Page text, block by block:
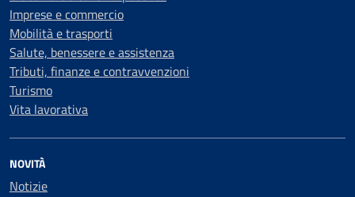
Imprese e commercio
Mobilità e trasporti
Salute, benessere e assistenza
Tributi, finanze e contravvenzioni
Turismo
Vita lavorativa
NOVITÀ
Notizie